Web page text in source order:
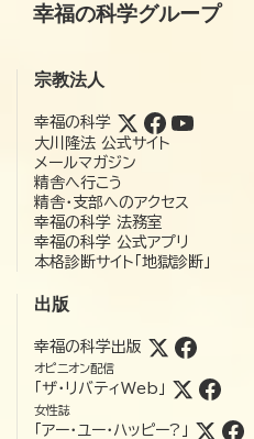
幸福の科学グループ
宗教法人
幸福の科学
大川隆法 公式サイト
メールマガジン
精舎へ行こう
精舎・支部へのアクセス
幸福の科学 法務室
幸福の科学 公式アプリ
本格診断サイト「地獄診断」
出版
幸福の科学出版
オピニオン配信
「ザ・リバティWeb」
女性誌
「アー・ユー・ハッピー?」